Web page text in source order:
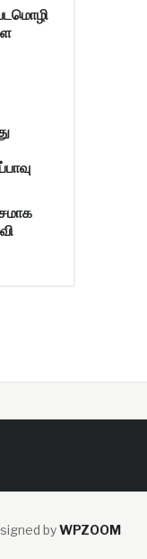
byWPZOOM